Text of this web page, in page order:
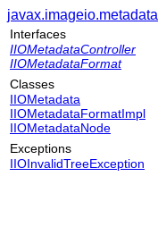
javax.imageio.metadata
Interfaces
IIOMetadataController
IIOMetadataFormat
Classes
IIOMetadata
IIOMetadataFormatImpl
IIOMetadataNode
Exceptions
IIOInvalidTreeException